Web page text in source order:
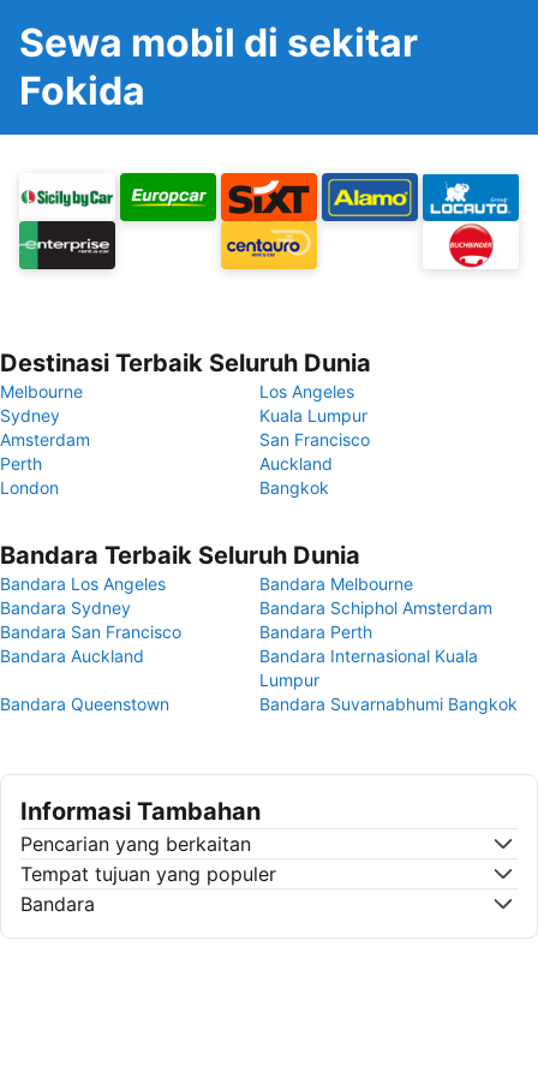
Sewa mobil di sekitar
Fokida
Destinasi Terbaik Seluruh Dunia
Melbourne
Los Angeles
Sydney
Kuala Lumpur
Amsterdam
San Francisco
Perth
Auckland
London
Bangkok
Bandara Terbaik Seluruh Dunia
Bandara Los Angeles
Bandara Melbourne
Bandara Sydney
Bandara Schiphol Amsterdam
Bandara San Francisco
Bandara Perth
Bandara Auckland
Bandara Internasional Kuala
Lumpur
Bandara Queenstown
Bandara Suvarnabhumi Bangkok
Informasi Tambahan
Pencarian yang berkaitan
Tempat tujuan yang populer
Bandara